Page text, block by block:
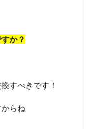
か？
すべきです！
らね